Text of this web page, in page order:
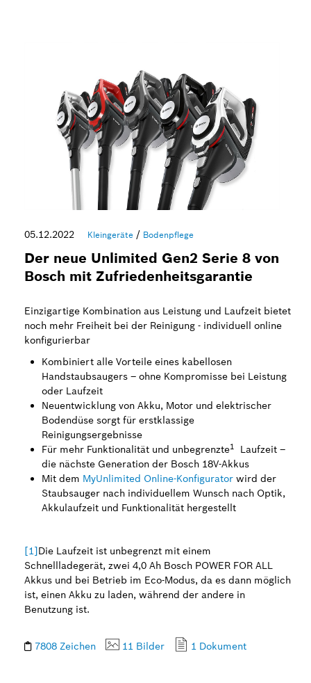
05.12.2022 Kleingeräte / Bodenpflege
Der neue Unlimited Gen2 Serie 8 von
Bosch mit Zufriedenheitsgarantie
Einzigartige Kombination aus Leistung und Laufzeit bietet
noch mehr Freiheit bei der Reinigung - individuell online
konfigurierbar
Kombiniert alle Vorteile eines kabellosen
Handstaubsaugers – ohne Kompromisse bei Leistung
oder Laufzeit
Neuentwicklung von Akku, Motor und elektrischer
Bodendüse sorgt für erstklassige
Reinigungsergebnisse
Für mehr Funktionalität und unbegrenzte1
Laufzeit –
die nächste Generation der Bosch 18V-Akkus
Mit dem MyUnlimited Online-Konfigurator wird der
Staubsauger nach individuellem Wunsch nach Optik,
Akkulaufzeit und Funktionalität hergestellt
[1]Die Laufzeit ist unbegrenzt mit einem
Schnellladegerät, zwei 4,0 Ah Bosch POWER FOR ALL
Akkus und bei Betrieb im Eco-Modus, da es dann möglich
ist, einen Akku zu laden, während der andere in
Benutzung ist.
7808 Zeichen 11 Bilder 1 Dokument